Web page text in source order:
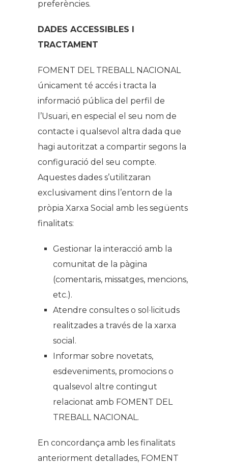
preferències.
DADES ACCESSIBLES I
TRACTAMENT
FOMENT DEL TREBALL NACIONAL
únicament té accés i tracta la
informació pública del perfil de
l’Usuari, en especial el seu nom de
contacte i qualsevol altra dada que
hagi autoritzat a compartir segons la
configuració del seu compte.
Aquestes dades s’utilitzaran
exclusivament dins l’entorn de la
pròpia Xarxa Social amb les següents
finalitats:
Gestionar la interacció amb la
comunitat de la pàgina
(comentaris, missatges, mencions,
etc.).
Atendre consultes o sol·licituds
realitzades a través de la xarxa
social.
Informar sobre novetats,
esdeveniments, promocions o
qualsevol altre contingut
relacionat amb FOMENT DEL
TREBALL NACIONAL.
En concordança amb les finalitats
anteriorment detallades, FOMENT